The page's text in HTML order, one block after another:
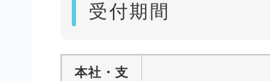
受付期間
本社・支